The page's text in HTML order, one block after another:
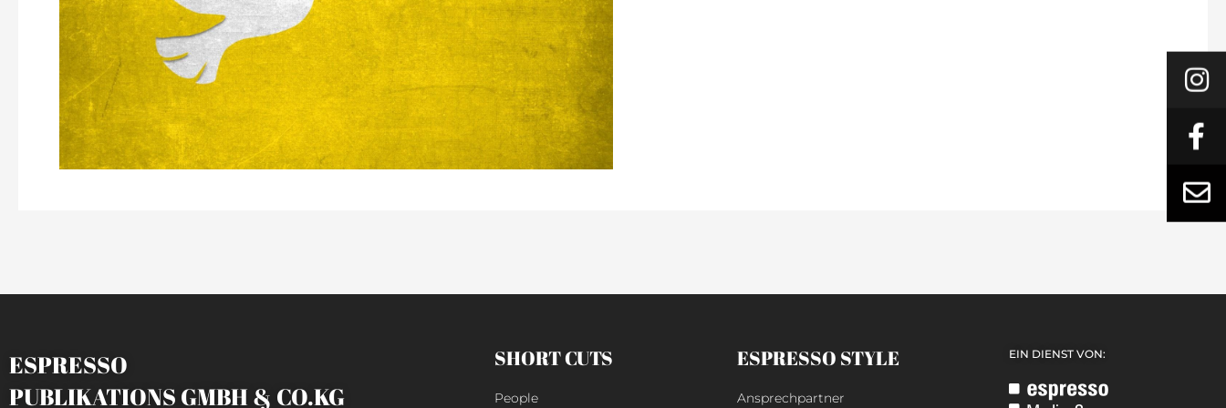
ESPRESSO
PUBLIKATIONS GMBH & CO.KG
SHORT CUTS
People
ESPRESSO STYLE
Ansprechpartner
EIN DIENST VON: